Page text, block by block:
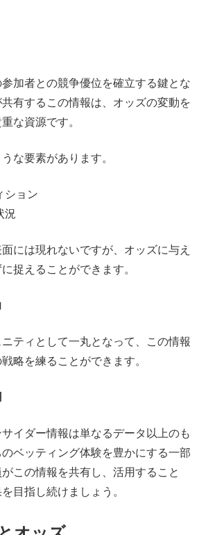
加者との競争優位を確立する鍵とな
有するこの情報は、オッズの変動を
な資源です。
な要素があります。
ション
況
には現れないですが、オッズに与え
捉えることができます。
ティとして一丸となって、この情報
略を練ることができます。
イダー情報は単なるデータ以上のも
ベッティング体験を豊かにする一部
この情報を共有し、活用すること
目指し続けましょう。